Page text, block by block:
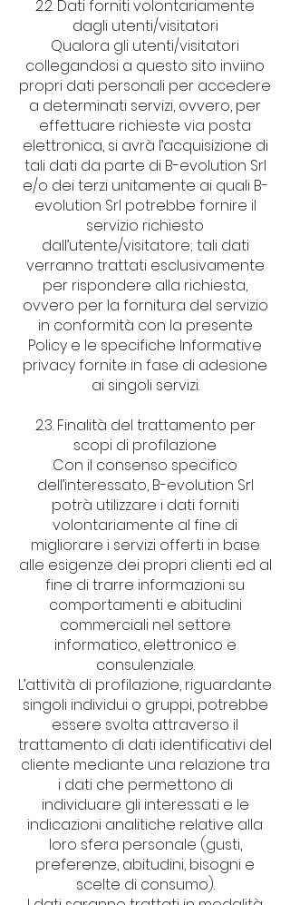
2.2. Dati forniti volontariamente
dagli utenti/visitatori
Qualora gli utenti/visitatori
collegandosi a questo sito inviino
propri dati personali per accedere
a determinati servizi, ovvero, per
effettuare richieste via posta
elettronica, si avrà l’acquisizione di
tali dati da parte di B-evolution Srl
e/o dei terzi unitamente ai quali B-
evolution Srl potrebbe fornire il
servizio richiesto
dall’utente/visitatore; tali dati
verranno trattati esclusivamente
per rispondere alla richiesta,
ovvero per la fornitura del servizio
in conformità con la presente
Policy e le specifiche Informative
privacy fornite in fase di adesione
ai singoli servizi.
2.3. Finalità del trattamento per
scopi di profilazione
Con il consenso specifico
dell’interessato, B-evolution Srl
potrà utilizzare i dati forniti
volontariamente al fine di
migliorare i servizi offerti in base
alle esigenze dei propri clienti ed al
fine di trarre informazioni su
comportamenti e abitudini
commerciali nel settore
informatico, elettronico e
consulenziale.
L’attività di profilazione, riguardante
singoli individui o gruppi, potrebbe
essere svolta attraverso il
trattamento di dati identificativi del
cliente mediante una relazione tra
i dati che permettono di
individuare gli interessati e le
indicazioni analitiche relative alla
loro sfera personale (gusti,
preferenze, abitudini, bisogni e
scelte di consumo).